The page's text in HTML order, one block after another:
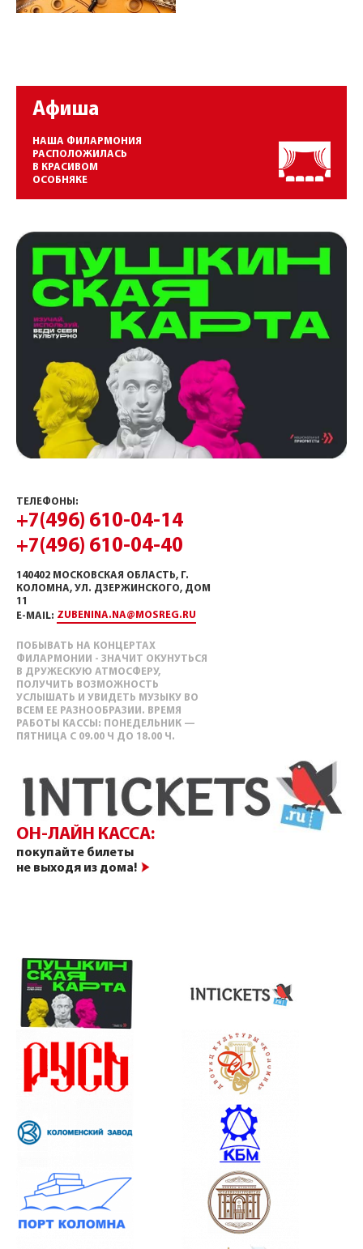
Афиша
НАША ФИЛАРМОНИЯ
РАСПОЛОЖИЛАСЬ
В КРАСИВОМ
ОСОБНЯКЕ
ТЕЛЕФОНЫ:
+7(496) 610-04-14
+7(496) 610-04-40
140402 МОСКОВСКАЯ ОБЛАСТЬ, Г.
КОЛОМНА, УЛ. ДЗЕРЖИНСКОГО, ДОМ
11
E-MAIL: ZUBENINA.NA@MOSREG.RU
ПОБЫВАТЬ НА КОНЦЕРТАХ
ФИЛАРМОНИИ - ЗНАЧИТ ОКУНУТЬСЯ
В ДРУЖЕСКУЮ АТМОСФЕРУ,
ПОЛУЧИТЬ ВОЗМОЖНОСТЬ
УСЛЫШАТЬ И УВИДЕТЬ МУЗЫКУ ВО
ВСЕМ ЕЕ РАЗНООБРАЗИИ. ВРЕМЯ
РАБОТЫ КАССЫ: ПОНЕДЕЛЬНИК —
ПЯТНИЦА С 09.00 Ч ДО 18.00 Ч.
ОН-ЛАЙН КАССА:
покупайте билеты
не выходя из дома!